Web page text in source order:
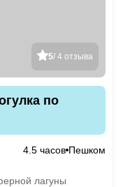
5/ 4 отзыва
по
4.5 часов Пешком
лагуны